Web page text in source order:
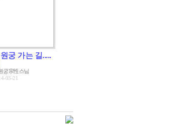
궁 가는 길.....
궁宗性스님
03-21